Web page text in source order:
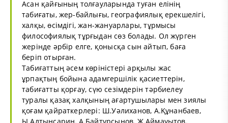
Асан қайғының толғауларында туған елінің
табиғаты, жер-байлығы, географиялық ерекшелігі,
халқы, өсімдігі, жан-жануарлары, тұрмысы
философиялық тұрғыдан сөз болады. Ол жүрген
жерінде әрбір елге, қонысқа сын айтып, баға
беріп отырған.
Табиғаттың әсем көріністері арқылы жас
ұрпақтың бойына адамгершілік қасиеттерін,
табиғатты қорғау, сүю сезімдерін тәрбиелеу
туралы қазақ халқының ағартушылары мен зиялы
қоғам қайраткерлері: Ш.Уәлиханов, А.Құнанбаев,
Ы.Алтынсарин, А.Байтұрсынов, Ж.Аймауытов,